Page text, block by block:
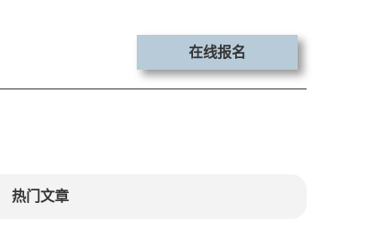
在线报名
热门文章